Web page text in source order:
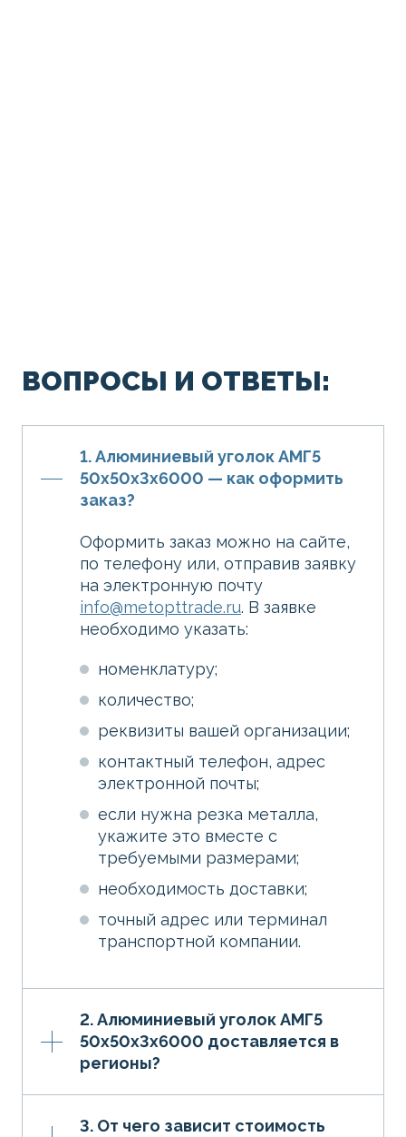
ВОПРОСЫ И ОТВЕТЫ:
1. Алюминиевый уголок АМГ5
50х50х3х6000 — как оформить
заказ?
Оформить заказ можно на сайте,
по телефону или, отправив заявку
на электронную почту
info@metopttrade.ru. В заявке
необходимо указать:
номенклатуру;
количество;
реквизиты вашей организации;
контактный телефон, адрес
электронной почты;
если нужна резка металла,
укажите это вместе с
требуемыми размерами;
необходимость доставки;
точный адрес или терминал
транспортной компании.
2. Алюминиевый уголок АМГ5
50х50х3х6000 доставляется в
регионы?
3. От чего зависит стоимость